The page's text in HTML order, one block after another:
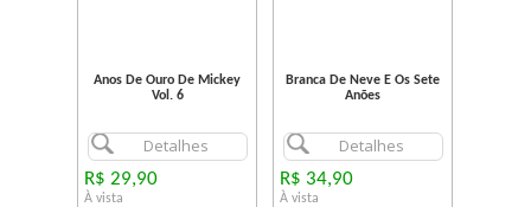
Anos De Ouro De Mickey
Vol. 6
Detalhes
R$ 29,90
À vista
Branca De Neve E Os Sete
Anões
Detalhes
R$ 34,90
À vista